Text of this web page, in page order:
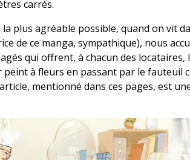
carrés.
plus agréable possible, quand on vit
de ce manga, sympathique), nous
qui offrent, à chacun des locataires,
peint à fleurs en passant par le fauteuil
mentionné dans ces pages, est